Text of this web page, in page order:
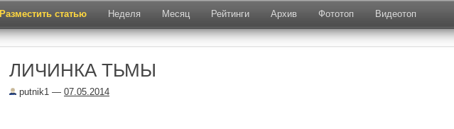
Разместить статью Неделя Месяц Рейтинги Архив Фототоп Видеотоп
ЛИЧИНКА ТЬМЫ
putnik1 — 07.05.2014